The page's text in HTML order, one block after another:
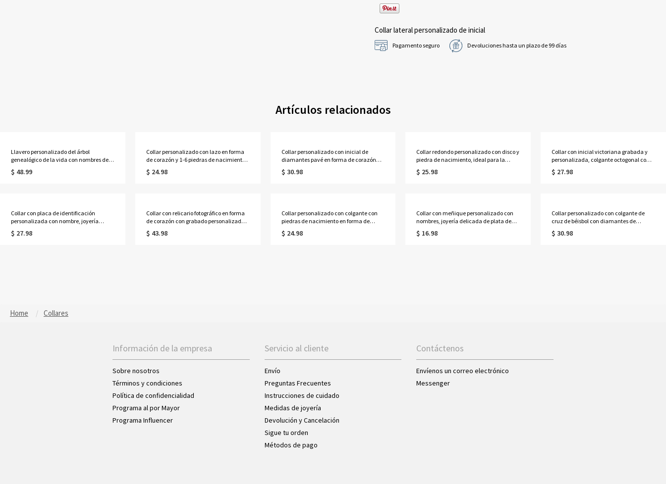
Collar lateral personalizado de inicial
Pagamento seguro Devoluciones hasta un plazo de 99 días
Artículos relacionados
Llavero personalizado del árbol
genealógico de la vida con nombres de 1
a 13 niños
$ 48.99
Collar personalizado con lazo en forma
de corazón y 1-6 piedras de nacimiento
con nombres, delicada joyería familiar
de cristal deslizante, regalo de
$ 24.98
Collar personalizado con inicial de
diamantes pavé en forma de corazón
con rayos de sol, delicado colgante de
corazón festoneado radiante con una
$ 30.98
Collar redondo personalizado con disco y
piedra de nacimiento, ideal para la
graduación de la escuela secundaria o
la universidad en 2026. Regalo perfecto
$ 25.98
Collar con inicial victoriana grabada y
personalizada, colgante octogonal con
letra ornamentada y grabado en la parte
posterior, regalo de
$ 27.98
Collar con placa de identificación
personalizada con nombre, joyería
masculina grabada a medida, regalo de
cumpleaños/Día del Padre/Aniversario
$ 27.98
Collar con relicario fotográfico en forma
de corazón con grabado personalizado y
de 3 a 12 piedras de nacimiento, joyería
con colgante de foto, regalo de
$ 43.98
Collar personalizado con colgante con
piedras de nacimiento en forma de
corazón infinito y nombres, delicado
colgante conmemorativo de plata de ley
$ 24.98
Collar con meñique personalizado con
nombres, joyería delicada de plata de
ley 925, regalo de cumpleaños/San
Valentín/aniversario para
$ 16.98
Collar personalizado con colgante de
cruz de béisbol con diamantes de
imitación, cuentas y diseño de goteo,
con nombre y número. Joyería
$ 30.98
Home Collares
Información de la empresa
Sobre nosotros
Términos y condiciones
Política de confidencialidad
Programa al por Mayor
Programa Influencer
Servicio al cliente
Envío
Preguntas Frecuentes
Instrucciones de cuidado
Medidas de joyería
Devolución y Cancelación
Sigue tu orden
Métodos de pago
Contáctenos
Envíenos un correo electrónico
Messenger